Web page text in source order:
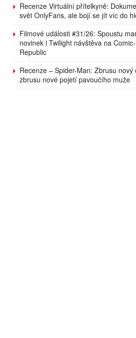
Recenze Virtuální přítelkyně:
svět OnlyFans, ale bojí se jít víc do
Filmové události #31/26: Spoustu
novinek i Twilight návštěva na
Republic
Recenze – Spider-Man: Zbrusu
zbrusu nové pojetí pavoučího muže